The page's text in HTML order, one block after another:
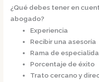
¿Qué debes tener en
abogado?
Experiencia
Recibir una asesoría
Rama de
Porcentaje de éxito
Trato cercano y